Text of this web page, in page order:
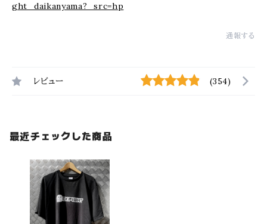
ght_daikanyama?_src=hp
通報する
レビュー (354)
最近チェックした商品